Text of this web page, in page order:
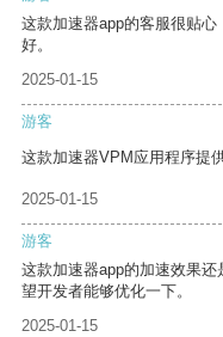
这款加速器app的客服很贴
好。
2025-01-15
游客
这款加速器VPM应用程序提
2025-01-15
游客
这款加速器app的加速效果
望开发者能够优化一下。
2025-01-15